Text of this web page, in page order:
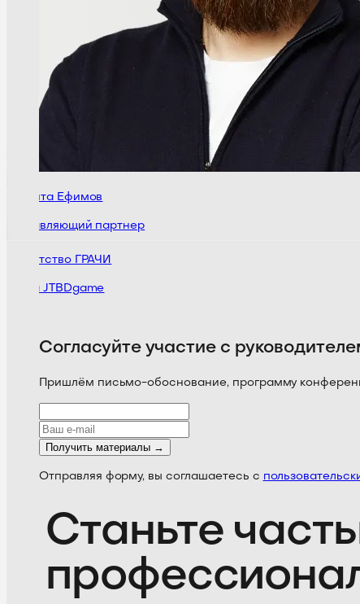
Никита Ефимов
Управляющий партнер
Агентство ГРАЧИ
Игра JTBDgame
Согласуйте участие с
Пришлём письмо-обоснование, программу
Получить материалы →
Отправляя форму, вы соглашаетесь с
Станьте